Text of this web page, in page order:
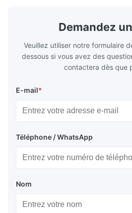
Demandez
Veuillez utiliser notre formulaire
dessous si vous avez des
contactera dès que
E-mail*
Téléphone / WhatsApp
Nom